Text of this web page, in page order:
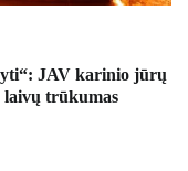
JAV karinio jūrų
laivų trūkumas